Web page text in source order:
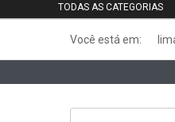
TODAS AS CATEGORIAS
Você está em: